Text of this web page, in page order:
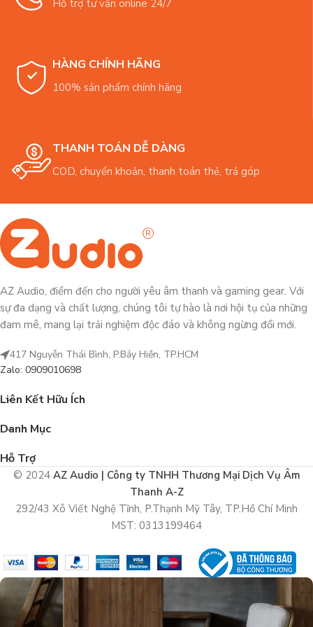
Hỗ trợ tư vấn online 24/7
HÀNG CHÍNH HÃNG
100% sản phẩm chính hãng
THANH TOÁN DỄ DÀNG
COD, chuyển khoản, thanh toán thẻ, trả góp
AZ Audio, điểm đến cho người yêu âm thanh và gaming gear. Với
sự đa dạng và chất lượng, chúng tôi tự hào là nơi hội tụ của những
đam mê, mang lại trải nghiệm độc đáo và không ngừng đổi mới.
417 Nguyễn Thái Bình, P.Bảy Hiền, TP.HCM
Zalo: 0909010698
Liên Kết Hữu Ích
Danh Mục
Hỗ Trợ
© 2024 AZ Audio | Công ty TNHH Thương Mại Dịch Vụ Âm
Thanh A-Z
292/43 Xô Viết Nghệ Tĩnh, P.Thạnh Mỹ Tây, TP.Hồ Chí Minh
MST: 0313199464